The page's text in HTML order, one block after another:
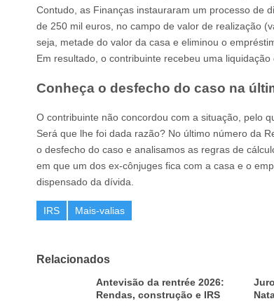
Contudo, as Finanças instauraram um processo de
de 250 mil euros, no campo de valor de realização
seja, metade do valor da casa e eliminou o
Em resultado, o contribuinte recebeu uma
Conheça o desfecho do caso na
O contribuinte não concordou com a situação, pelo
Será que lhe foi dada razão? No último número da
o desfecho do caso e analisamos as regras de
em que um dos ex-cônjuges fica com a casa e o
dispensado da dívida.
IRS Mais-valias
Relacionados
Antevisão da rentrée 2026:
Rendas, construção e IRS